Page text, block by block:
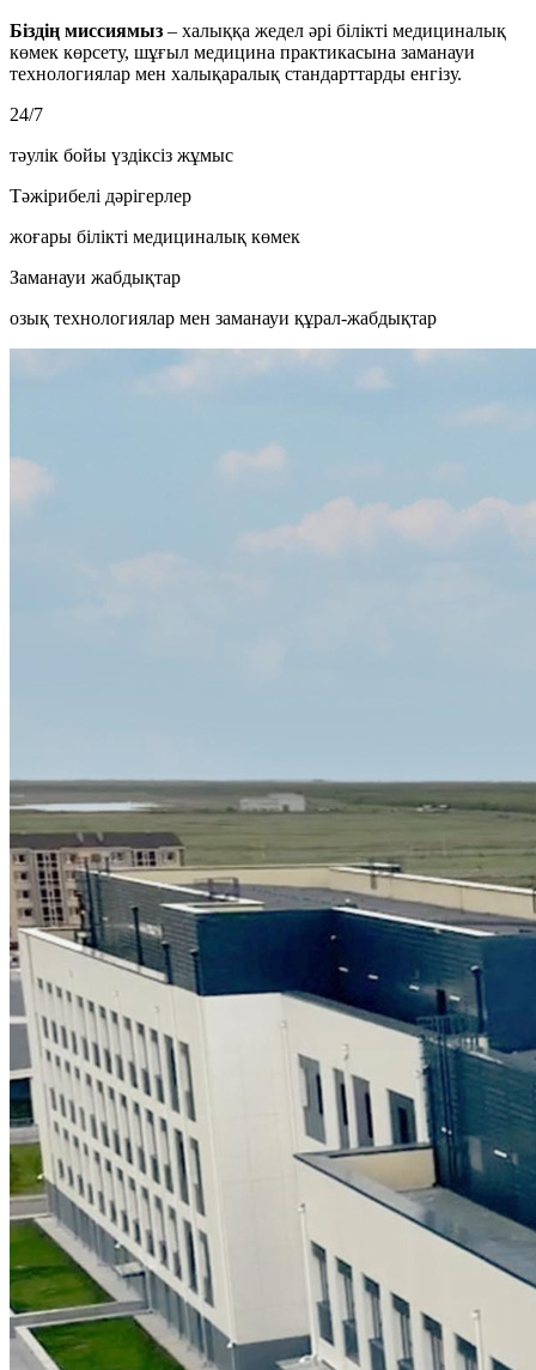
Біздің миссиямыз – халыққа жедел әрі білікті медициналық
көмек көрсету, шұғыл медицина практикасына заманауи
технологиялар мен халықаралық стандарттарды енгізу.
24/7
тәулік бойы үздіксіз жұмыс
Тәжірибелі дәрігерлер
жоғары білікті медициналық көмек
Заманауи жабдықтар
озық технологиялар мен заманауи құрал-жабдықтар